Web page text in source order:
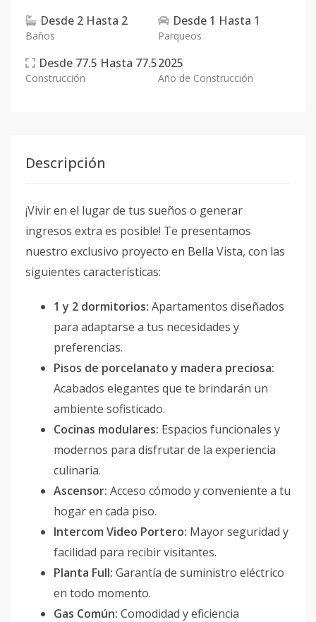
Desde 2 Hasta 2
Baños
Desde 1 Hasta 1
Parqueos
Desde 77.5 Hasta 77.5
Construcción
2025
Año de Construcción
Descripción
¡Vivir en el lugar de tus sueños o generar
ingresos extra es posible! Te presentamos
nuestro exclusivo proyecto en Bella Vista, con las
siguientes características:
1 y 2 dormitorios: Apartamentos diseñados
para adaptarse a tus necesidades y
preferencias.
Pisos de porcelanato y madera preciosa:
Acabados elegantes que te brindarán un
ambiente sofisticado.
Cocinas modulares: Espacios funcionales y
modernos para disfrutar de la experiencia
culinaria.
Ascensor: Acceso cómodo y conveniente a tu
hogar en cada piso.
Intercom Video Portero: Mayor seguridad y
facilidad para recibir visitantes.
Planta Full: Garantía de suministro eléctrico
en todo momento.
Gas Común: Comodidad y eficiencia